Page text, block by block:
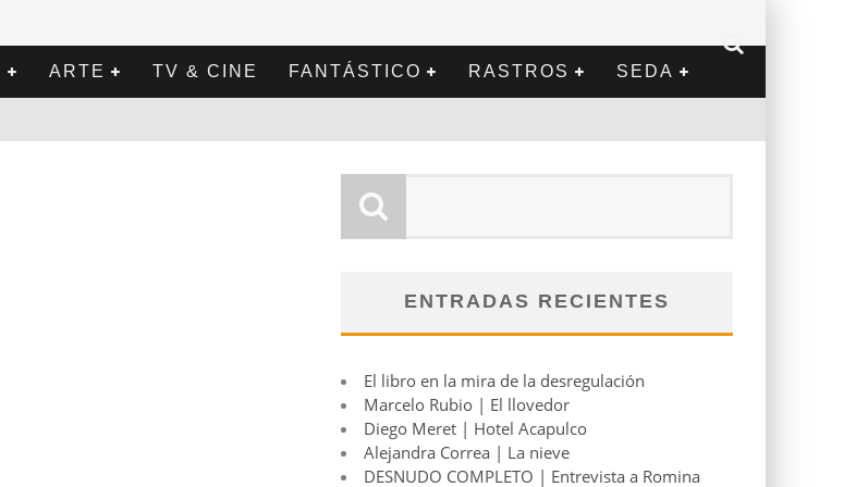
ARTE TV & CINE FANTÁSTICO RASTROS SEDA
ENTRADAS RECIENTES
El libro en la mira de la desregulación
Marcelo Rubio | El llovedor
Diego Meret | Hotel Acapulco
Alejandra Correa | La nieve
DESNUDO COMPLETO | Entrevista a Romina